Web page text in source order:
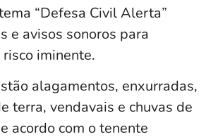
“Defesa Civil Alerta”
e avisos sonoros para
iminente.
alagamentos, enxurradas,
terra, vendavais e chuvas de
acordo com o tenente